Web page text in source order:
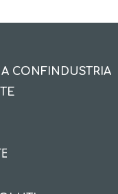
CONFINDUSTRIA